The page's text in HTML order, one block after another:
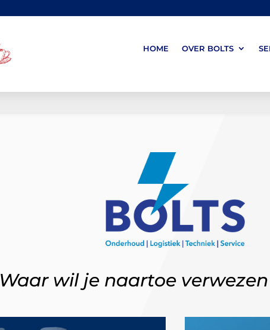
HOME OVER BOLTS
Waar wil je naartoe